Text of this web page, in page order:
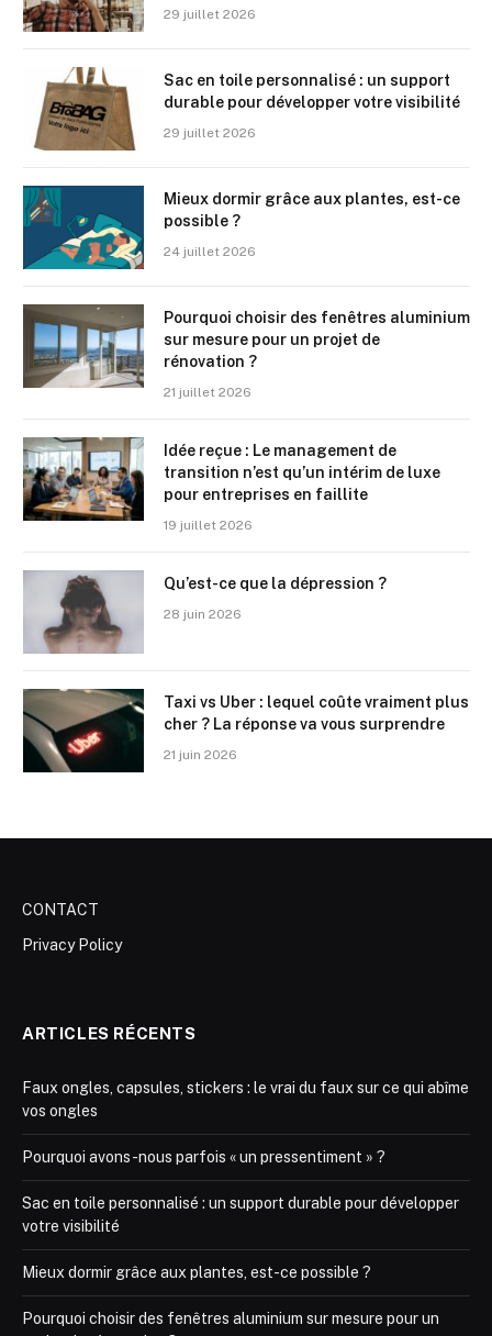
29 juillet 2026
Sac en toile personnalisé : un support
durable pour développer votre visibilité
29 juillet 2026
Mieux dormir grâce aux plantes, est-ce
possible ?
24 juillet 2026
Pourquoi choisir des fenêtres aluminium
sur mesure pour un projet de
rénovation ?
21 juillet 2026
Idée reçue : Le management de
transition n’est qu’un intérim de luxe
pour entreprises en faillite
19 juillet 2026
Qu’est-ce que la dépression ?
28 juin 2026
Taxi vs Uber : lequel coûte vraiment plus
cher ? La réponse va vous surprendre
21 juin 2026
CONTACT
Privacy Policy
ARTICLES RÉCENTS
Faux ongles, capsules, stickers : le vrai du faux sur ce qui abîme
vos ongles
Pourquoi avons-nous parfois « un pressentiment » ?
Sac en toile personnalisé : un support durable pour développer
votre visibilité
Mieux dormir grâce aux plantes, est-ce possible ?
Pourquoi choisir des fenêtres aluminium sur mesure pour un